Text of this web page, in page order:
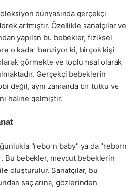
dünyasında gerçekçi
artmıştır. Özellikle sanatçılar ve
yapılan bu bebekler, fiziksel
o kadar benziyor ki, birçok kişi
görmekte ve toplumsal olarak
Gerçekçi bebeklerin
değil, aynı zamanda bir tutku ve
haline gelmiştir.
"reborn baby" ya da "reborn
Bu bebekler, mevcut bebeklerin
oluşturulur. Sanatçılar, bu
saçlarına, gözlerinden